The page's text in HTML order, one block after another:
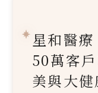
星和醫療
50萬客
美與大